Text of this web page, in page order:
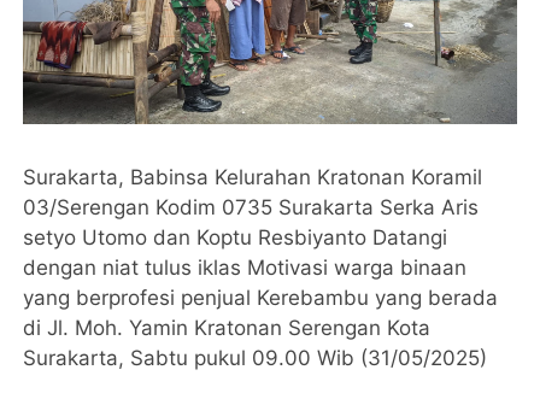
Surakarta, Babinsa Kelurahan Kratonan Koramil
03/Serengan Kodim 0735 Surakarta Serka Aris
setyo Utomo dan Koptu Resbiyanto Datangi
dengan niat tulus iklas Motivasi warga binaan
yang berprofesi penjual Kerebambu yang berada
di Jl. Moh. Yamin Kratonan Serengan Kota
Surakarta, Sabtu pukul 09.00 Wib (31/05/2025)